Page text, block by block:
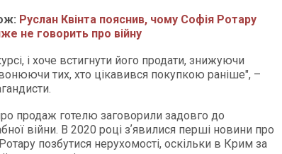
Руслан Квінта пояснив, чому Софія Ротару
не говорить про війну
і хоче встигнути його продати, знижуючи
тих, хто цікавився покупкою раніше", –
продаж готелю заговорили задовго до
війни. В 2020 році зʼявилися перші новини про
позбутися нерухомості, оскільки в Крим за